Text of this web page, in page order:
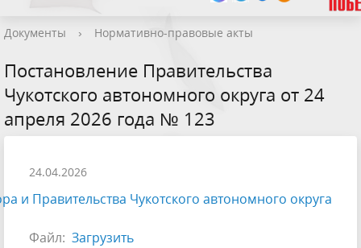
Документы › Нормативно-правовые акты
Постановление Правительства
Чукотского автономного округа от 24
апреля 2026 года № 123
24.04.2026
и Правительства Чукотского автономного округа
Файл: Загрузить